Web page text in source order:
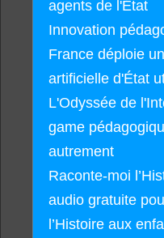
agents de l'État
Innovation
France déploie
artificielle d'État
L'Odyssée de
game
autrement
Raconte-moi
audio gratuite
l’Histoire aux